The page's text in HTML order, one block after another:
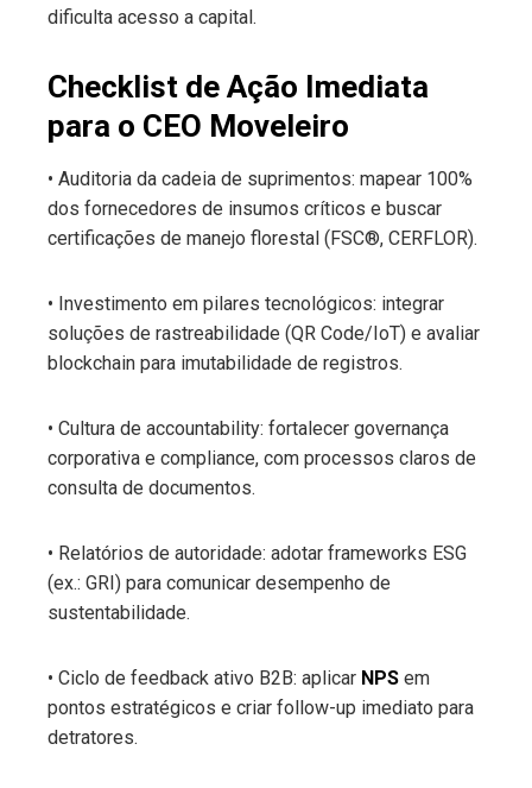
dificulta acesso a capital.
Checklist de Ação Imediata
para o CEO Moveleiro
• Auditoria da cadeia de suprimentos: mapear 100%
dos fornecedores de insumos críticos e buscar
certificações de manejo florestal (FSC®, CERFLOR).
• Investimento em pilares tecnológicos: integrar
soluções de rastreabilidade (QR Code/IoT) e avaliar
blockchain para imutabilidade de registros.
• Cultura de accountability: fortalecer governança
corporativa e compliance, com processos claros de
consulta de documentos.
• Relatórios de autoridade: adotar frameworks ESG
(ex.: GRI) para comunicar desempenho de
sustentabilidade.
• Ciclo de feedback ativo B2B: aplicar NPS em
pontos estratégicos e criar follow-up imediato para
detratores.